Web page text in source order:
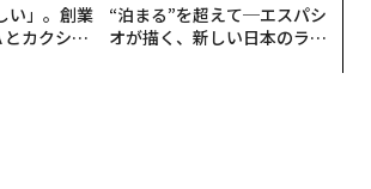
い」。創業
カクシン
“泊まる”を超えて─エスパシ
オが描く、新しい日本のラグ